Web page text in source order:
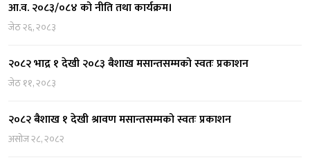
आ.व. २०८३/०८४ को नीति तथा कार्यक्रम।
जेठ २६, २०८३
२०८२ भाद्र १ देखी २०८३ बैशाख मसान्तसम्मको स्वतः प्रकाशन
जेठ ११, २०८३
२०८२ बैशाख १ देखी श्रावण मसान्तसम्मको स्वतः प्रकाशन
असोज २८, २०८२